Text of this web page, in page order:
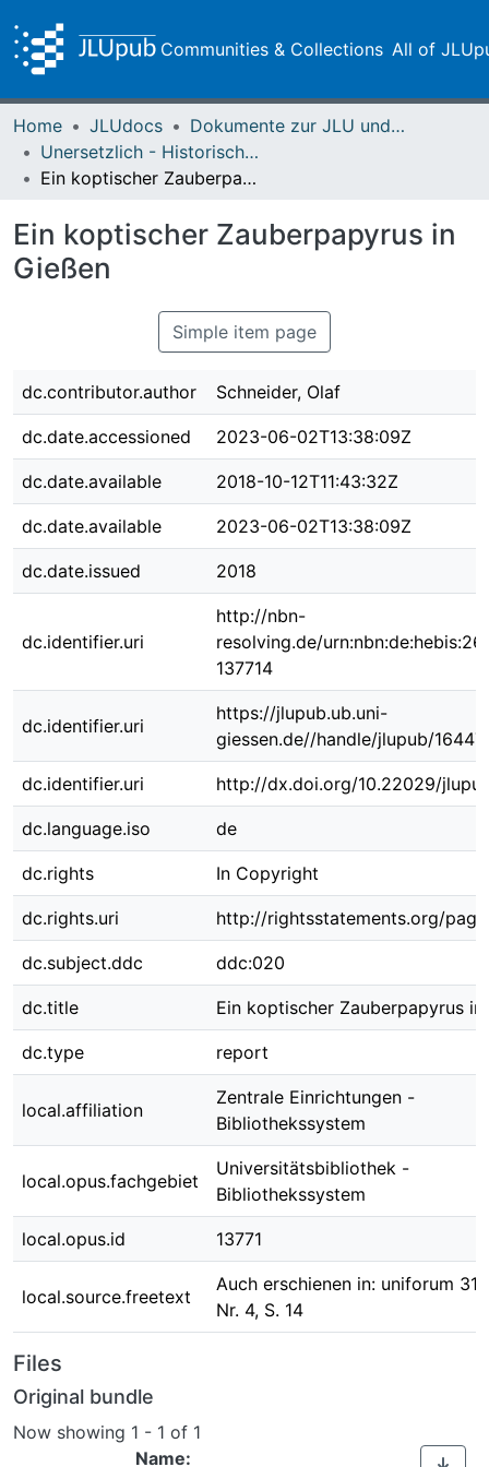
Communities & Collections All of
Home JLUdocs
Dokumente zur JLU und ihren Sammlungen
Unersetzlich - Historische Sammlungen der Universitätsbibliothek
Ein koptischer Zauberpapyrus in Gießen
Ein koptischer Zauberpapyrus in
Gießen
Simple item page
dc.contributor.author Schneider, Olaf
dc.date.accessioned 2023-06-02T13:38:09Z
dc.date.available 2018-10-12T11:43:32Z
dc.date.available 2023-06-02T13:38:09Z
dc.date.issued 2018
dc.identifier.uri
http://nbn-
resolving.de/
137714
dc.identifier.uri
https://jlupub.ub.uni-
giessen.de//handle/jlupub/16447
dc.identifier.uri http://dx.doi.org/10.22029/
dc.language.iso de
dc.rights In Copyright
dc.rights.uri http://rightsstatements.org/
dc.subject.ddc ddc:020
dc.title Ein koptischer Zauberpapyrus in
dc.type report
local.affiliation
Zentrale Einrichtungen -
Bibliothekssystem
local.opus.fachgebiet
Universitätsbibliothek -
Bibliothekssystem
local.opus.id 13771
local.source.freetext
Auch erschienen in: uniforum 31
Nr. 4, S. 14
Files
Original bundle
Now showing 1 - 1 of 1
Name: